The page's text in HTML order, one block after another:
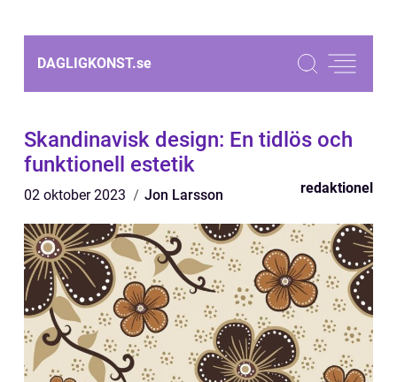
DAGLIGKONST.se
Skandinavisk design: En tidlös och
funktionell estetik
02 oktober 2023 Jon Larsson redaktionel